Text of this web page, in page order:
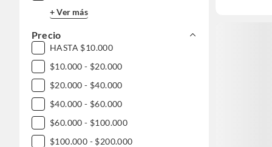
+ Ver más
Precio
HASTA $10.000
$10.000 - $20.000
$20.000 - $40.000
$40.000 - $60.000
$60.000 - $100.000
$100.000 - $200.000